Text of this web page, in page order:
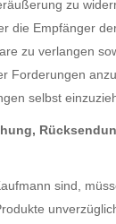
zu
die Empfänger
zu verlangen
Forderungen
selbst
sind,